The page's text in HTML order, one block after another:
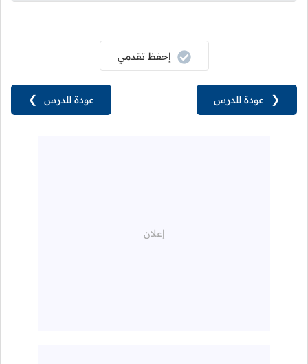
عودة للدرس ❯
إحفظ تقدمي
❮ عودة للدرس